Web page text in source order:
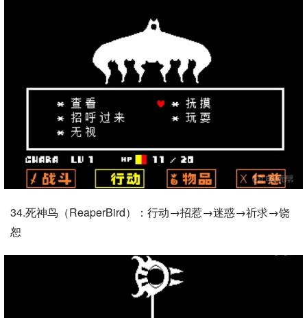
34.死神鸟（ReaperBird）：行动→招惹→迷惑→祈求→饶
恕